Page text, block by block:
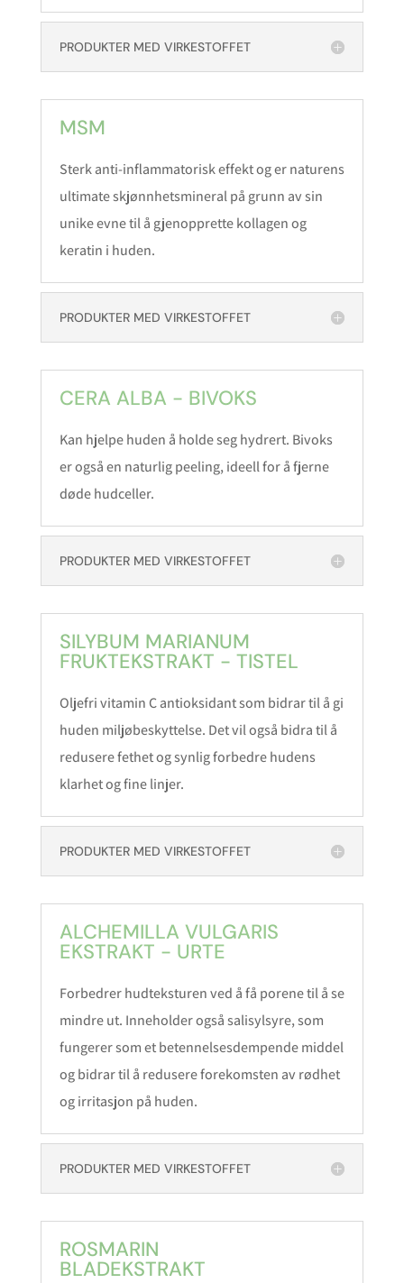
PRODUKTER MED VIRKESTOFFET
MSM
Sterk anti-inflammatorisk effekt og er naturens
ultimate skjønnhetsmineral på grunn av sin
unike evne til å gjenopprette kollagen og
keratin i huden.
PRODUKTER MED VIRKESTOFFET
CERA ALBA - BIVOKS
Kan hjelpe huden å holde seg hydrert. Bivoks
er også en naturlig peeling, ideell for å fjerne
døde hudceller.
PRODUKTER MED VIRKESTOFFET
SILYBUM MARIANUM
FRUKTEKSTRAKT - TISTEL
Oljefri vitamin C antioksidant som bidrar til å gi
huden miljøbeskyttelse. Det vil også bidra til å
redusere fethet og synlig forbedre hudens
klarhet og fine linjer.
PRODUKTER MED VIRKESTOFFET
ALCHEMILLA VULGARIS
EKSTRAKT - URTE
Forbedrer hudteksturen ved å få porene til å se
mindre ut. Inneholder også salisylsyre, som
fungerer som et betennelsesdempende middel
og bidrar til å redusere forekomsten av rødhet
og irritasjon på huden.
PRODUKTER MED VIRKESTOFFET
ROSMARIN
BLADEKSTRAKT